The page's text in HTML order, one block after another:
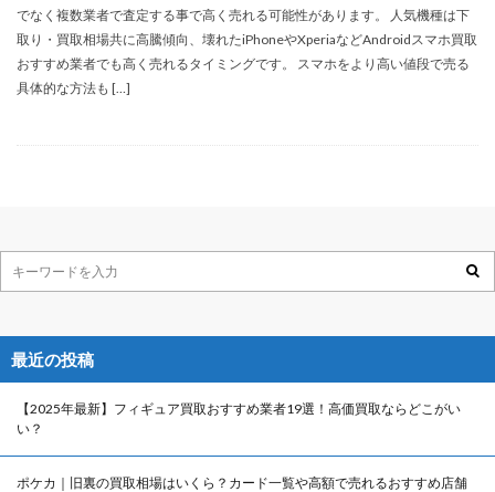
でなく複数業者で査定する事で高く売れる可能性があります。 人気機種は下
取り・買取相場共に高騰傾向、壊れたiPhoneやXperiaなどAndroidスマホ買取
おすすめ業者でも高く売れるタイミングです。 スマホをより高い値段で売る
具体的な方法も […]
最近の投稿
【2025年最新】フィギュア買取おすすめ業者19選！高価買取ならどこがい
い？
ポケカ｜旧裏の買取相場はいくら？カード一覧や高額で売れるおすすめ店舗